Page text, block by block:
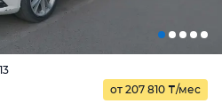
от 207 810 ₸/мес